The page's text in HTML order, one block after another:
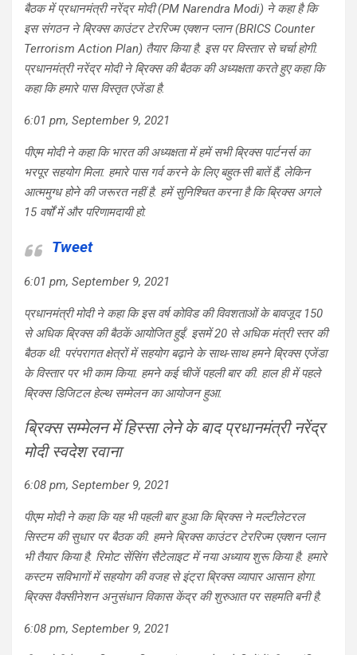
बैठक में प्रधानमंत्री नरेंद्र मोदी (PM Narendra Modi) ने कहा है कि
इस संगठन ने ब्रिक्स काउंटर टेररिज्म एक्शन प्लान (BRICS Counter
Terrorism Action Plan) तैयार किया है. इस पर विस्तार से चर्चा होगी.
प्रधानमंत्री नरेंद्र मोदी ने ब्रिक्स की बैठक की अध्यक्षता करते हुए कहा कि
कहा कि हमारे पास विस्तृत एजेंडा है.
6:01 pm, September 9, 2021
पीएम मोदी ने कहा कि भारत की अध्यक्षता में हमें सभी ब्रिक्स पार्टनर्स का
भरपूर सहयोग मिला. हमारे पास गर्व करने के लिए बहुत-सी बातें हैं, लेकिन
आत्ममुग्ध होने की जरूरत नहीं है. हमें सुनिश्चित करना है कि ब्रिक्स अगले
15 वर्षों में और परिणामदायी हो.
Tweet
6:01 pm, September 9, 2021
प्रधानमंत्री मोदी ने कहा कि इस वर्ष कोविड की विवशताओं के बावजूद 150
से अधिक ब्रिक्स की बैठकें आयोजित हुईं. इसमें 20 से अधिक मंत्री स्तर की
बैठक थी. परंपरागत क्षेत्रों में सहयोग बढ़ाने के साथ-साथ हमने ब्रिक्स एजेंडा
के विस्तार पर भी काम किया. हमने कई चीजें पहली बार की. हाल ही में पहले
ब्रिक्स डिजिटल हेल्थ सम्मेलन का आयोजन हुआ.
ब्रिक्स सम्मेलन में हिस्सा लेने के बाद प्रधानमंत्री नरेंद्र
मोदी स्वदेश रवाना
6:08 pm, September 9, 2021
पीएम मोदी ने कहा कि यह भी पहली बार हुआ कि ब्रिक्स ने मल्टीलेटरल
सिस्टम की सुधार पर बैठक की. हमने ब्रिक्स काउंटर टेररिज्म एक्शन प्लान
भी तैयार किया है. रिमोट सेंसिंग सैटेलाइट में नया अध्याय शुरू किया है. हमारे
कस्टम सविभागों में सहयोग की वजह से इंट्रा ब्रिक्स व्यापार आसान होगा.
ब्रिक्स वैक्सीनेशन अनुसंधान विकास केंद्र की शुरुआत पर सहमति बनी है.
6:08 pm, September 9, 2021